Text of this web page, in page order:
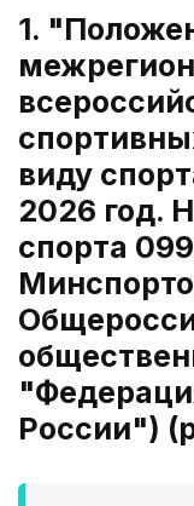
1.
виду
2026 год.
спорта
России")